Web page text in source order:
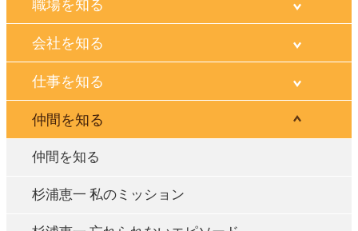
職場を知る
会社を知る
仕事を知る
仲間を知る
仲間を知る
杉浦恵一 私のミッション